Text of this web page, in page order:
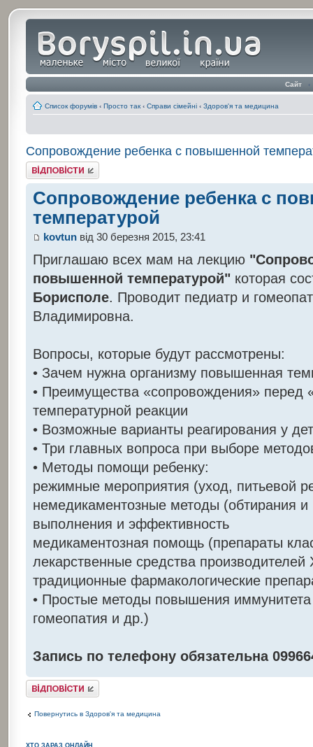
Сайт ‹
Список форумів ‹ Просто так ‹ Справи сімейні ‹ Здоров'я та медицина
Сопровождение ребенка с повышенной
Відповісти
Сопровождение ребенка с
температурой
kovtunвід 30 березня 2015, 23:41
Приглашаю всех мам на лекцию
повышенной температурой"которая
Борисполе. Проводит педиатр и
Владимировна.
Вопросы, которые будут рассмотрены:
• Зачем нужна организму повышенная
• Преимущества «сопровождения» перед
температурной реакции
• Возможные варианты реагирования у
• Три главных вопроса при выборе
• Методы помощи ребенку:
режимные мероприятия (уход, питьевой
немедикаментозные методы (обтирания
выполнения и эффективность
медикаментозная помощь (препараты
лекарственные средства
традиционные фармакологические
• Простые методы повышения
гомеопатия и др.)
Запись по телефону обязательна
Відповісти
Повернутись в Здоров'я та медицина
ХТО ЗАРАЗ ОНЛАЙН